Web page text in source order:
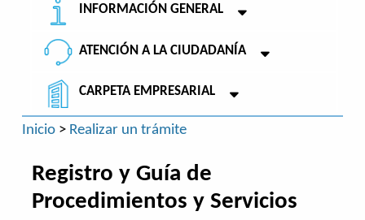
INFORMACIÓN GENERAL
ATENCIÓN A LA CIUDADANÍA
CARPETA EMPRESARIAL
Inicio> Realizar un trámite
Registro y Guía de
Procedimientos y Servicios